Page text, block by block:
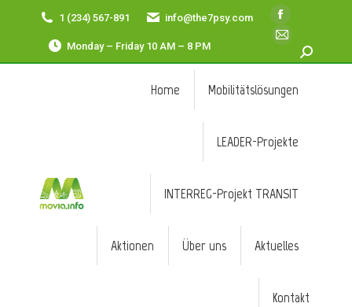
1 (234) 567-891 info@the7psy.com
Monday – Friday 10 AM – 8 PM
Facebook
page
opens
in
E-
Mail
page
new
Search:
Home Mobilitätslösungen
LEADER-Projekte
INTERREG-Projekt TRANSIT
Aktionen Über uns Aktuelles
Kontakt